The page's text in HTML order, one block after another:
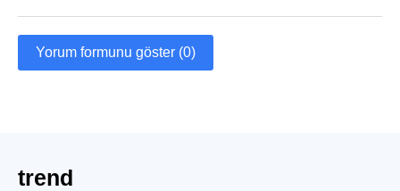
Yorum formunu göster (0)
trend